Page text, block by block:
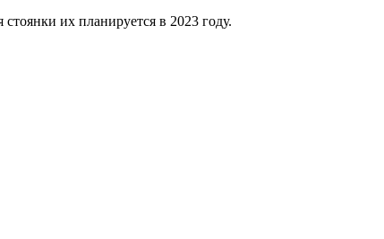
их планируется в 2023 году.